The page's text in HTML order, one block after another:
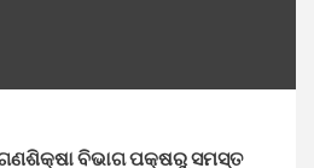
ବିଭାଗ ପକ୍ଷରୁ ସମସ୍ତ